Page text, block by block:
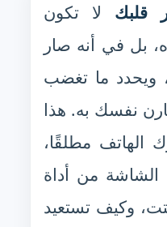
قلبك لا تكون
بل في أنه صار
ويحدد ما تغضب
نفسك به. هذا
الهاتف مطلقًا،
من أداة
وكيف تستعيد